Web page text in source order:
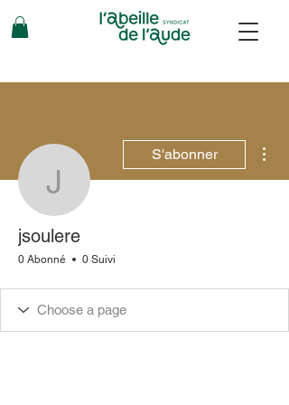
jsoulere
S'abonner
jsoulere
0 Abonné 0 Suivi